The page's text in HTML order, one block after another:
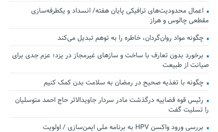
اعمال محدودیت‌های ترافیکی پایان هفته/ انسداد و یکطرفه‌سازی
مقطعی چالوس و هراز
چگونه مواد روان‌گردان، خاطره را به توهم تبدیل می‌کند
برخورد بدون تعارف با ساخت‌ و سازهای غیرمجاز در یزد؛ عزم جدی برای
صیانت از طبیعت
چگونه با تغذیه صحیح در رمضان به سلامت بدن کمک کنیم
رئیس قوه قضاییه درگذشت مادر سردار جاویدالاثر حاج احمد متوسلیان
را تسلیت گفت
بررسی ورود واکسن HPV به برنامه ملی ایمن‌سازی / اولویت